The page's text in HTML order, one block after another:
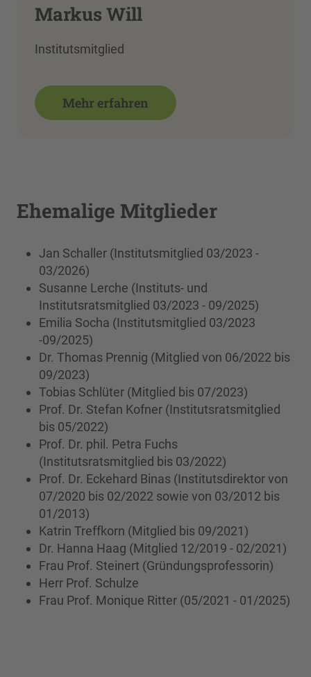
Markus Will
Institutsmitglied
Mehr erfahren
Ehemalige Mitglieder
Jan Schaller (Institutsmitglied 03/2023 -
03/2026)
Susanne Lerche (Instituts- und
Institutsratsmitglied 03/2023 - 09/2025)
Emilia Socha (Institutsmitglied 03/2023
-09/2025)
Dr. Thomas Prennig (Mitglied von 06/2022 bis
09/2023)
Tobias Schlüter (Mitglied bis 07/2023)
Prof. Dr. Stefan Kofner (Institutsratsmitglied
bis 05/2022)
Prof. Dr. phil. Petra Fuchs
(Institutsratsmitglied bis 03/2022)
Prof. Dr. Eckehard Binas (Institutsdirektor von
07/2020 bis 02/2022 sowie von 03/2012 bis
01/2013)
Katrin Treffkorn (Mitglied bis 09/2021)
Dr. Hanna Haag (Mitglied 12/2019 - 02/2021)
Frau Prof. Steinert (Gründungsprofessorin)
Herr Prof. Schulze
Frau Prof. Monique Ritter (05/2021 - 01/2025)